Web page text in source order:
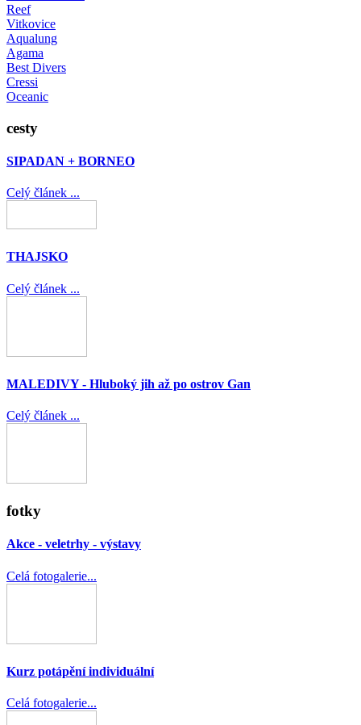
Reef
Vitkovice
Aqualung
Agama
Best Divers
Cressi
Oceanic
cesty
SIPADAN + BORNEO
Celý článek ...
THAJSKO
Celý článek ...
MALEDIVY - Hluboký jih až po ostrov Gan
Celý článek ...
fotky
Akce - veletrhy - výstavy
Celá fotogalerie...
Kurz potápění individuální
Celá fotogalerie...